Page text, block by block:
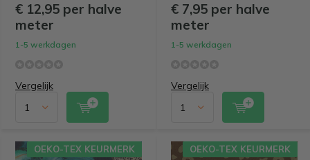
€ 12,95 per halve
meter
1-5 werkdagen
Vergelijk
€ 7,95 per halve
meter
1-5 werkdagen
Vergelijk
OEKO-TEX KEURMERK OEKO-TEX KEURMERK